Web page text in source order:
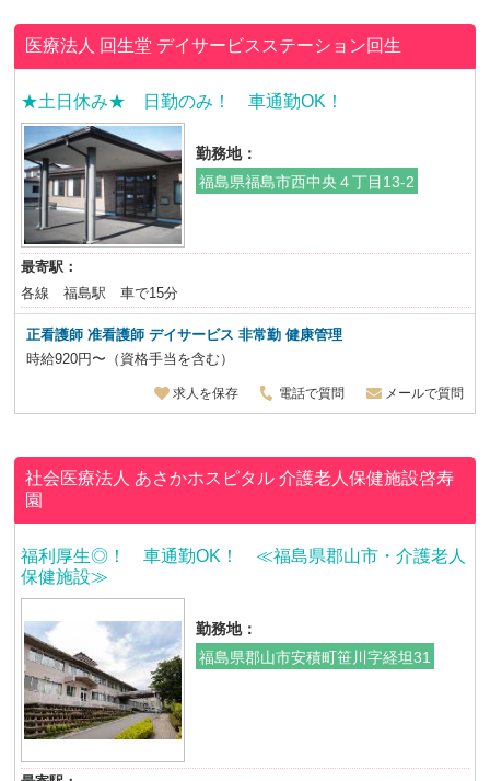
医療法人 回生堂 デイサービスステーション回生
★土日休み★ 日勤のみ！ 車通勤OK！
勤務地：
福島県福島市西中央４丁目13-2
最寄駅：
各線 福島駅 車で15分
正看護師 准看護師デイサービス 非常勤 健康管理
時給920円〜（資格手当を含む）
求人を保存 電話で質問 メールで質問
社会医療法人 あさかホスピタル介護老人保健施設啓寿
園
福利厚生◎！ 車通勤OK！ ≪福島県郡山市・介護老人
保健施設≫
勤務地：
福島県郡山市安積町笹川字経坦31